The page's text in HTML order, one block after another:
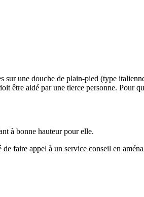
une douche de plain-pied (type
aidé par une tierce personne. Pour
à bonne hauteur pour elle.
faire appel à un service conseil en